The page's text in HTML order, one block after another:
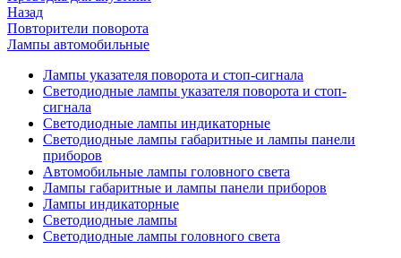
Назад
Повторители поворота
Лампы автомобильные
Лампы указателя поворота и стоп-сигнала
Светодиодные лампы указателя поворота и стоп-
сигнала
Светодиодные лампы индикаторные
Светодиодные лампы габаритные и лампы панели
приборов
Автомобильные лампы головного света
Лампы габаритные и лампы панели приборов
Лампы индикаторные
Светодиодные лампы
Светодиодные лампы головного света